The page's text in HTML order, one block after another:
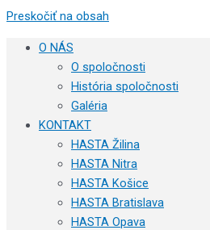
Preskočiť na obsah
O NÁS
O spoločnosti
História spoločnosti
Galéria
KONTAKT
HASTA Žilina
HASTA Nitra
HASTA Košice
HASTA Bratislava
HASTA Opava